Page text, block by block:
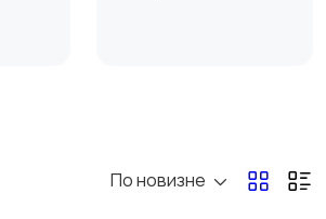
По новизне